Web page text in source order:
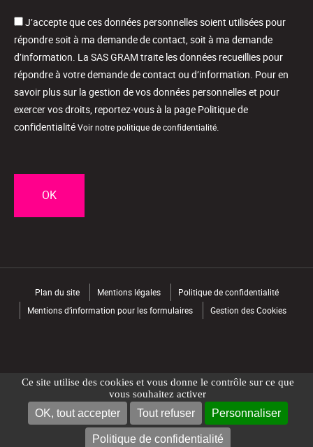
Ce site utilise des cookies et vous donne le contrôle sur ce que
vous souhaitez activer
OK, tout accepter Tout refuser Personnaliser
Politique de confidentialité
NOUS CONTACTER TROUVER UN MAGASIN
*
J’accepte que ces données personnelles soient utilisées pour
répondre soit à ma demande de contact, soit à ma demande
d’information. La SAS GRAM traite les données recueillies pour
répondre à votre demande de contact ou d’information. Pour en
savoir plus sur la gestion de vos données personnelles et pour
exercer vos droits, reportez-vous à la page Politique de
confidentialitéVoir notre politique de confidentialité.
Plan du site Mentions légales
Politique de confidentialité
Mentions d’information pour les formulaires
Gestion des Cookies